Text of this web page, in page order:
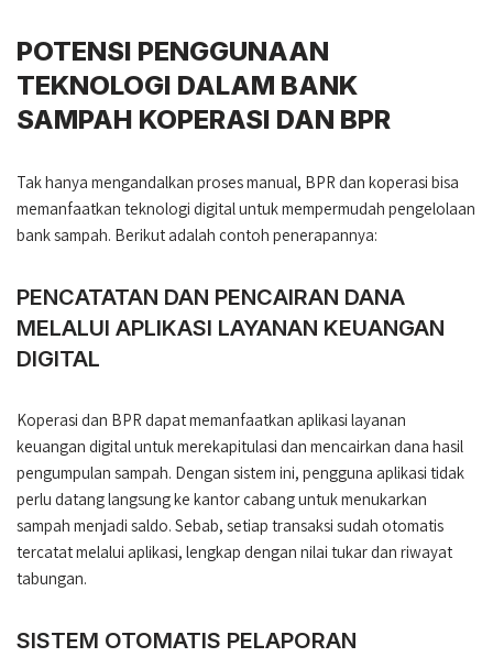
POTENSI PENGGUNAAN
TEKNOLOGI DALAM BANK
SAMPAH KOPERASI DAN BPR
Tak hanya mengandalkan proses manual, BPR dan koperasi bisa
memanfaatkan teknologi digital untuk mempermudah pengelolaan
bank sampah. Berikut adalah contoh penerapannya:
PENCATATAN DAN PENCAIRAN DANA
MELALUI APLIKASI LAYANAN KEUANGAN
DIGITAL
Koperasi dan BPR dapat memanfaatkan aplikasi layanan
keuangan digital untuk merekapitulasi dan mencairkan dana hasil
pengumpulan sampah. Dengan sistem ini, pengguna aplikasi tidak
perlu datang langsung ke kantor cabang untuk menukarkan
sampah menjadi saldo. Sebab, setiap transaksi sudah otomatis
tercatat melalui aplikasi, lengkap dengan nilai tukar dan riwayat
tabungan.
SISTEM OTOMATIS PELAPORAN